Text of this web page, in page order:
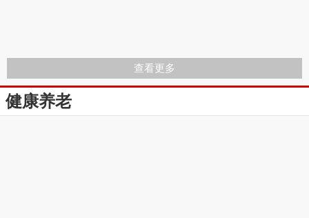
查看更多
健康养老